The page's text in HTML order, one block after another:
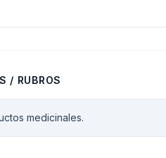
/ RUBROS
medicinales.